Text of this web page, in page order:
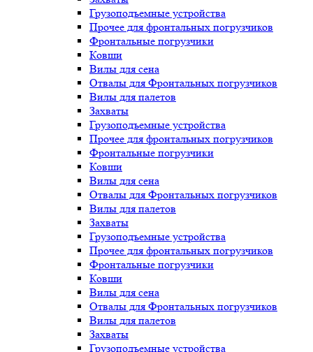
Грузоподъемные устройства
Прочее для фронтальных погрузчиков
Фронтальные погрузчики
Ковши
Вилы для сена
Отвалы для Фронтальных погрузчиков
Вилы для палетов
Захваты
Грузоподъемные устройства
Прочее для фронтальных погрузчиков
Фронтальные погрузчики
Ковши
Вилы для сена
Отвалы для Фронтальных погрузчиков
Вилы для палетов
Захваты
Грузоподъемные устройства
Прочее для фронтальных погрузчиков
Фронтальные погрузчики
Ковши
Вилы для сена
Отвалы для Фронтальных погрузчиков
Вилы для палетов
Захваты
Грузоподъемные устройства